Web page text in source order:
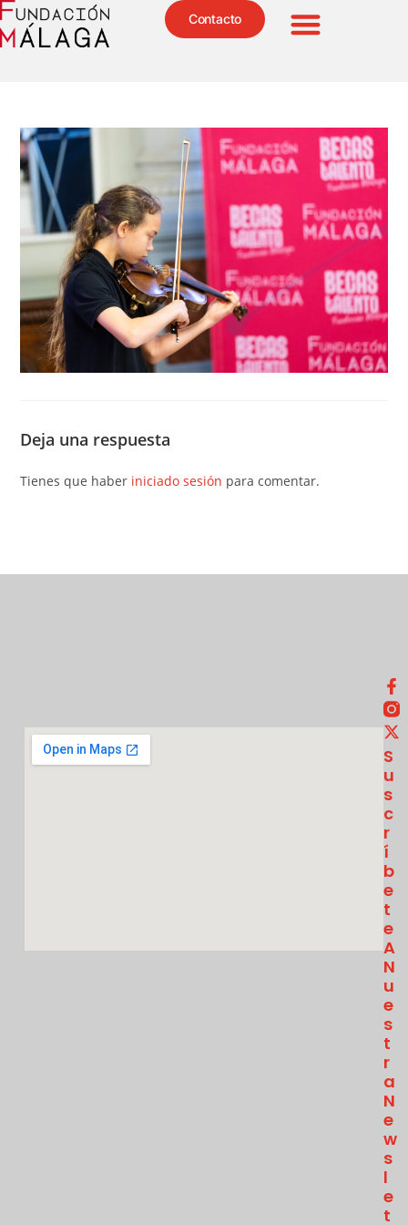
Contacto
Deja una respuesta
Tienes que haber iniciado sesión para comentar.
S
U
S
C
R
Í
B
E
T
E
A
N
U
E
S
T
R
A
N
E
W
S
L
E
T